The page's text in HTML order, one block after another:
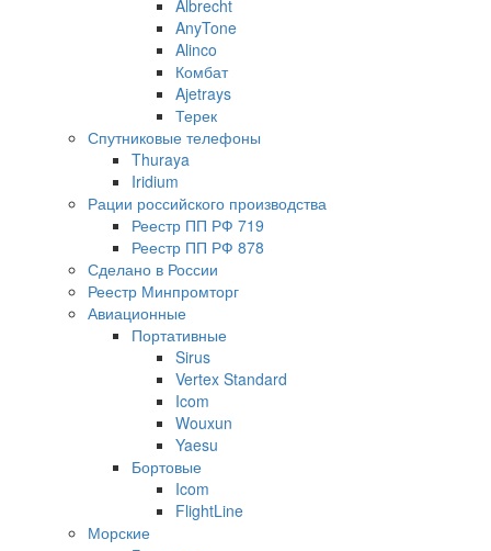
Albrecht
AnyTone
Alinco
Комбат
Ajetrays
Терек
Спутниковые телефоны
Thuraya
Iridium
Рации российского производства
Реестр ПП РФ 719
Реестр ПП РФ 878
Сделано в России
Реестр Минпромторг
Авиационные
Портативные
Sirus
Vertex Standard
Icom
Wouxun
Yaesu
Бортовые
Icom
FlightLine
Морские